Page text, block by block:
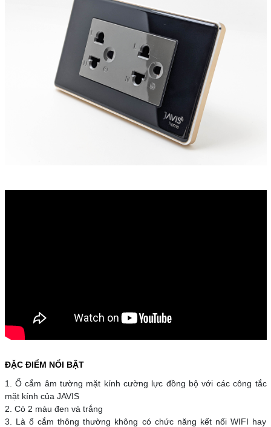
ĐẶC ĐIỂM NỔI BẬT
1. Ổ cắm âm tường mặt kính cường lực đồng bộ với các công tắc
mặt kính của JAVIS
2. Có 2 màu đen và trắng
3. Là ổ cắm thông thường không có chức năng kết nối WIFI hay